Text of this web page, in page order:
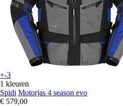
+-3
1 kleuren
Spidi Motorjas 4 season evo
€ 579,00